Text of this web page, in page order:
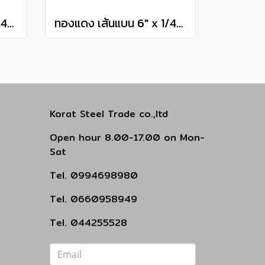
ทองแดง เส้นแบน 4" x 1/4" เกรด C1100 Copper Flat Bar แบ่งขายความยาว 10 เซนติเมตร ทองแดง เส้นแบน 6" x 1/4" เกรด C1100 Copper Flat Bar แบ่งขายความยาว 10 เซนติเมตร
Korat Steel Trade co.,ltd
Open hour 8.00-17.00 on Mon-
Sat
Tel. 0994698980
Tel. 0660958949
Tel. 044255528